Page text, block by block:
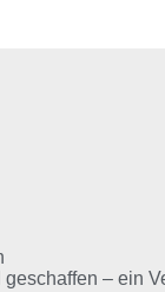
– ein